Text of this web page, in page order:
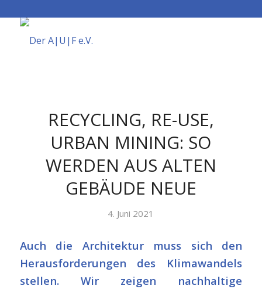
RECYCLING, RE-USE,
URBAN MINING: SO
WERDEN AUS ALTEN
GEBÄUDE NEUE
4. Juni 2021
Auch die Architektur muss sich den
Herausforderungen des Klimawandels
stellen. Wir zeigen nachhaltige